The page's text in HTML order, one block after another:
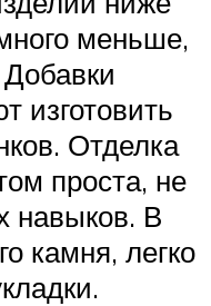
меньше,
изготовить
Отделка
проста, не
навыков. В
камня, легко